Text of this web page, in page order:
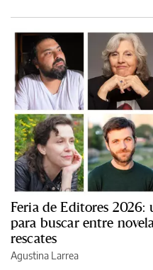
Feria de Editores 2026:
para buscar entre
rescates
Agustina Larrea